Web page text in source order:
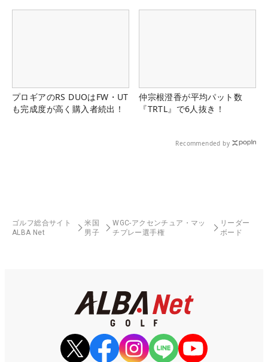
プロギアのRS DUOはFW・UT
も完成度が高く購入者続出！
仲宗根澄香が平均パット数
『TRTL』で6人抜き！
Recommended by
ゴルフ総合サイト
ALBA Net
米国
男子
WGC-アクセンチュア・マッ
チプレー選手権
リーダー
ボード